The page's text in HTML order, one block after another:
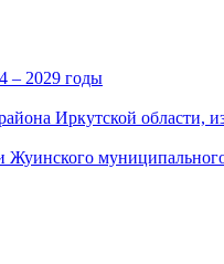
– 2029 годы
Иркутской области,